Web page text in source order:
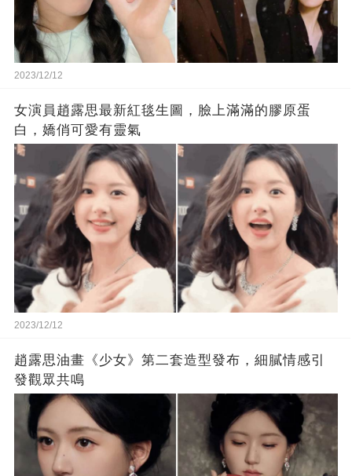
2023/12/12
女演員趙露思最新紅毯生圖，臉上滿滿的膠原蛋
白，嬌俏可愛有靈氣
2023/12/12
趙露思油畫《少女》第二套造型發布，細膩情感引
發觀眾共鳴